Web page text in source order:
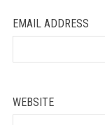
EMAIL ADDRESS
WEBSITE